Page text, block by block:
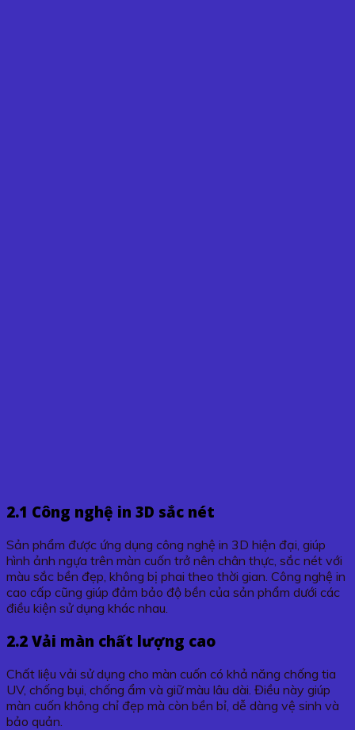
2.1 Công nghệ in 3D sắc nét
Sản phẩm được ứng dụng công nghệ in 3D hiện đại, giúp
hình ảnh ngựa trên màn cuốn trở nên chân thực, sắc nét với
màu sắc bền đẹp, không bị phai theo thời gian. Công nghệ in
cao cấp cũng giúp đảm bảo độ bền của sản phẩm dưới các
điều kiện sử dụng khác nhau.
2.2 Vải màn chất lượng cao
Chất liệu vải sử dụng cho màn cuốn có khả năng chống tia
UV, chống bụi, chống ẩm và giữ màu lâu dài. Điều này giúp
màn cuốn không chỉ đẹp mà còn bền bỉ, dễ dàng vệ sinh và
bảo quản.